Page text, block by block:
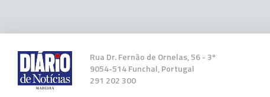
Rua Dr. Fernão de Ornelas, 56 - 3º
9054-514 Funchal, Portugal
291 202 300